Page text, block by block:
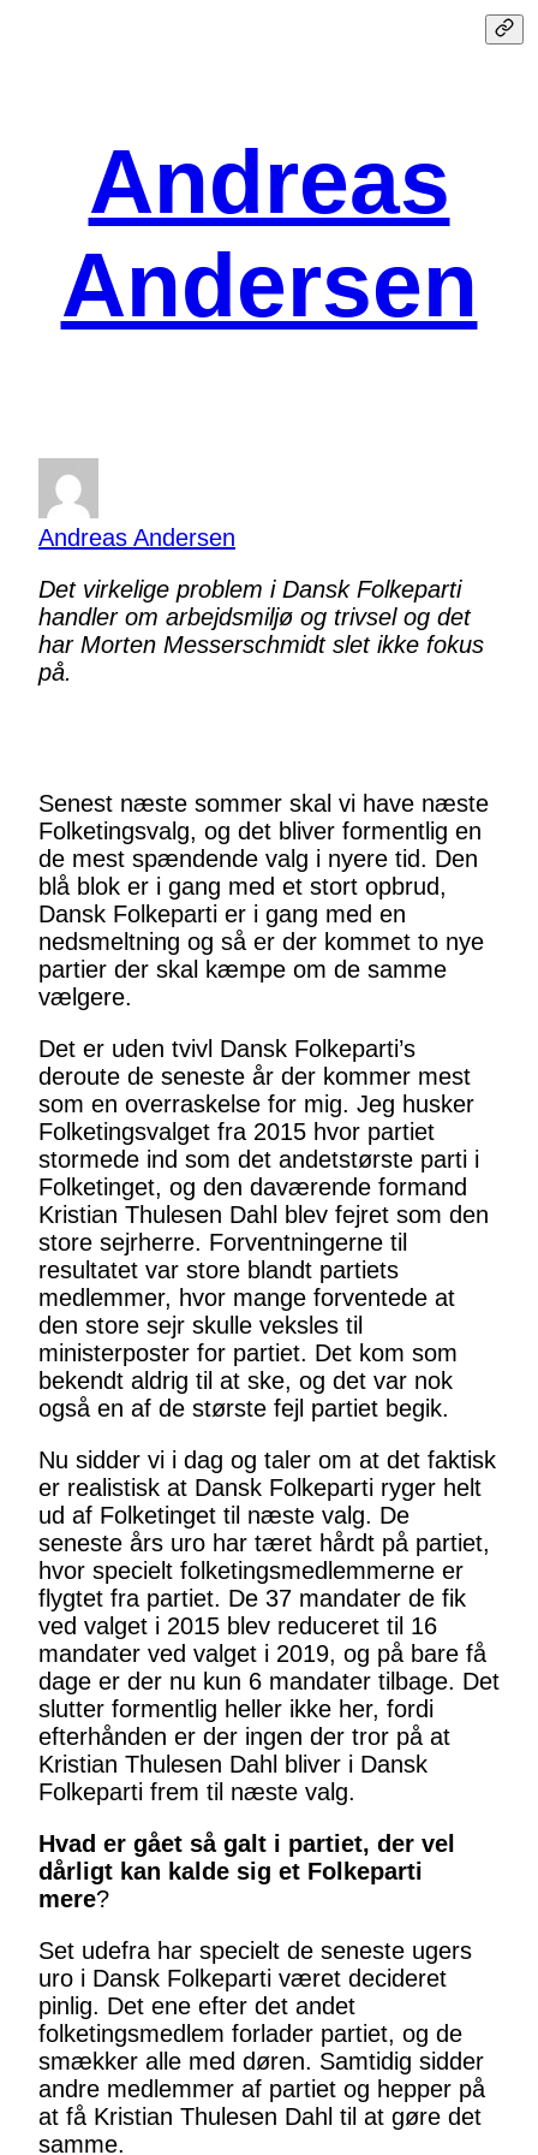
Andreas
Andersen
Andreas Andersen
Det virkelige problem i Dansk Folkeparti
handler om arbejdsmiljø og trivsel og det
har Morten Messerschmidt slet ikke fokus
på.
Senest næste sommer skal vi have næste
Folketingsvalg, og det bliver formentlig en
de mest spændende valg i nyere tid. Den
blå blok er i gang med et stort opbrud,
Dansk Folkeparti er i gang med en
nedsmeltning og så er der kommet to nye
partier der skal kæmpe om de samme
vælgere.
Det er uden tvivl Dansk Folkeparti’s
deroute de seneste år der kommer mest
som en overraskelse for mig. Jeg husker
Folketingsvalget fra 2015 hvor partiet
stormede ind som det andetstørste parti i
Folketinget, og den daværende formand
Kristian Thulesen Dahl blev fejret som den
store sejrherre. Forventningerne til
resultatet var store blandt partiets
medlemmer, hvor mange forventede at
den store sejr skulle veksles til
ministerposter for partiet. Det kom som
bekendt aldrig til at ske, og det var nok
også en af de største fejl partiet begik.
Nu sidder vi i dag og taler om at det faktisk
er realistisk at Dansk Folkeparti ryger helt
ud af Folketinget til næste valg. De
seneste års uro har tæret hårdt på partiet,
hvor specielt folketingsmedlemmerne er
flygtet fra partiet. De 37 mandater de fik
ved valget i 2015 blev reduceret til 16
mandater ved valget i 2019, og på bare få
dage er der nu kun 6 mandater tilbage. Det
slutter formentlig heller ikke her, fordi
efterhånden er der ingen der tror på at
Kristian Thulesen Dahl bliver i Dansk
Folkeparti frem til næste valg.
Hvad er gået så galt i partiet, der vel
dårligt kan kalde sig et Folkeparti
mere?
Set udefra har specielt de seneste ugers
uro i Dansk Folkeparti været decideret
pinlig. Det ene efter det andet
folketingsmedlem forlader partiet, og de
smækker alle med døren. Samtidig sidder
andre medlemmer af partiet og hepper på
at få Kristian Thulesen Dahl til at gøre det
samme.